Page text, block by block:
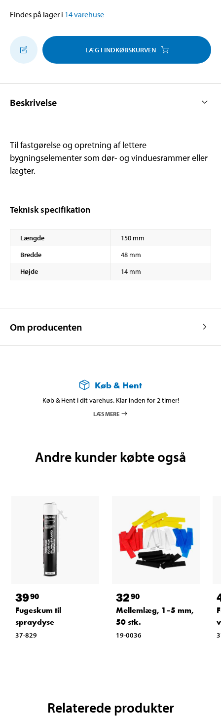
Findes på lager i 14varehuse
LÆG I INDKØBSKURVEN
Beskrivelse
Til fastgørelse og opretning af lettere
bygningselementer som dør- og vinduesrammer eller
lægter.
Teknisk specifikation
Længde
150 mm
Bredde
48 mm
Højde
14 mm
Om producenten
Køb & Hent
Køb & Hent i dit varehus. Klar inden for 2 timer!
LÆS MERE
Andre kunder købte også
3990
Fugeskum til
spraydyse
37-829
3290
Mellemlæg, 1–5 mm,
50 stk.
19-0036
Relaterede produkter